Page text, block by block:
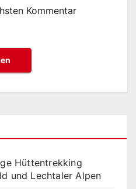
Kommentar
Hüttentrekking
und Lechtaler Alpen